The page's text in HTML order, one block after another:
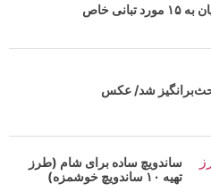
خاص
شد/ عکس
ساندویچ ساده برای شام (طرز
تهیه ۱۰ ساندویچ خوشمزه)